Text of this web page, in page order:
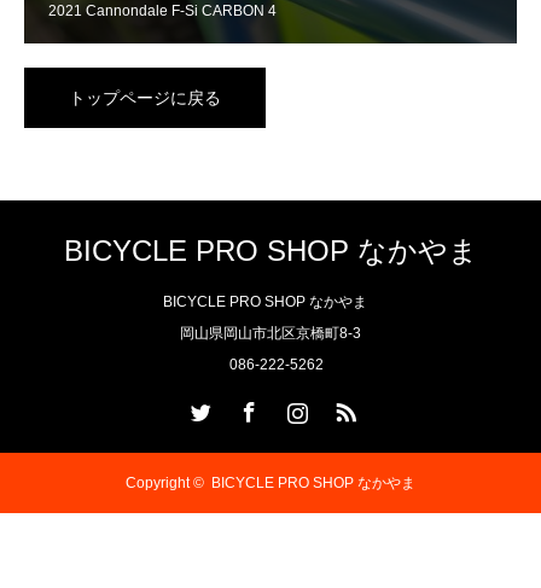
2021 Cannondale F-Si CARBON 4
トップページに戻る
BICYCLE PRO SHOP なかやま
BICYCLE PRO SHOP なかやま
岡山県岡山市北区京橋町8-3
086-222-5262
Copyright © BICYCLE PRO SHOP なかやま